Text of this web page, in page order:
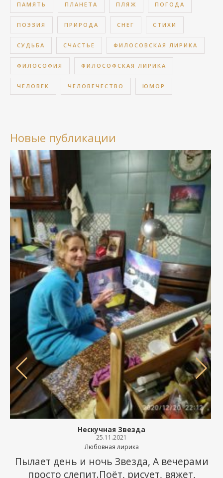
ПАМЯТЬ ПЛАНЕТА ПЛЯЖ ПОГОДА
ПОЭЗИЯ ПРИРОДА СНЕГ СТИХИ
СУДЬБА СЧАСТЬЕ ФИЛОСОВСКАЯ ЛИРИКА
ФИЛОСОФИЯ ФИЛОСОФСКАЯ ЛИРИКА
ЧЕЛОВЕК ЧЕЛОВЕЧЕСТВО ЮМОР
Новые публикации
Нескучная Звезда
25.11.2021
Любовная лирика
Пылает день и ночь Звезда, А вечерами
просто слепит.Поёт, рисует, вяжет,